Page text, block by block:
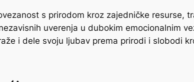
s prirodom kroz zajedničke resurse,
uverenja u dubokim emocionalnim
i dele svoju ljubav prema prirodi i slobodi